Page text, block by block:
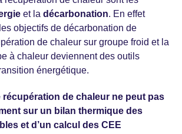
et la décarbonation. En effet
objectifs de décarbonation de
de chaleur sur groupe froid et la
à chaleur deviennent des outils
énergétique.
récupération de chaleur ne peut pas
sur un bilan thermique des
et d’un calcul des CEE